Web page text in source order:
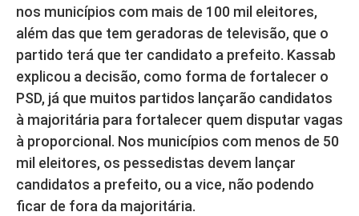
nos municípios com mais de 100 mil eleitores,
além das que tem geradoras de televisão, que o
partido terá que ter candidato a prefeito. Kassab
explicou a decisão, como forma de fortalecer o
PSD, já que muitos partidos lançarão candidatos
à majoritária para fortalecer quem disputar vagas
à proporcional. Nos municípios com menos de 50
mil eleitores, os pessedistas devem lançar
candidatos a prefeito, ou a vice, não podendo
ficar de fora da majoritária.